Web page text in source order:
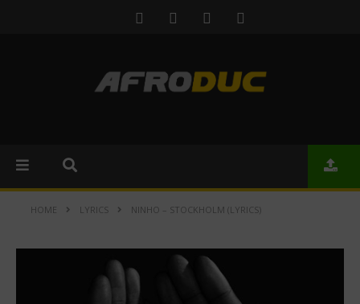
HOME LYRICS NINHO – STOCKHOLM (LYRICS)